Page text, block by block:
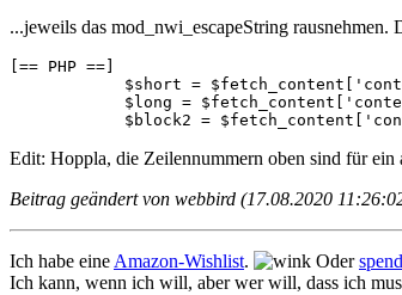
...jeweils das mod_nwi_escapeString
[== PHP ==]
$short =
$long =
$block2 =
Edit: Hoppla, die Zeilennummern oben sind für
Beitrag geändert von webbird (17.08.2020
Ich habe eine Amazon-Wishlist. Oder
Ich kann, wenn ich will, aber wer will, dass ich